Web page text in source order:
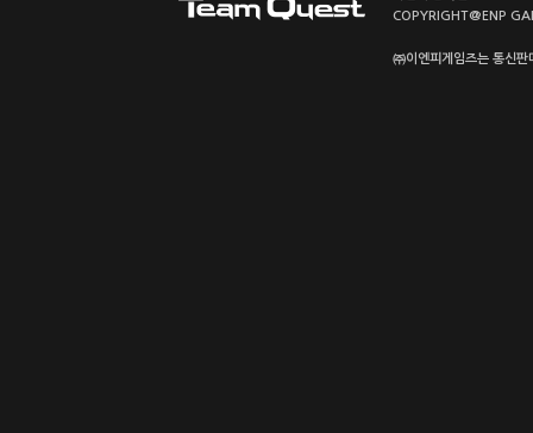
COPYRIGHT@ENP
㈜이엔피게임즈는 통신판